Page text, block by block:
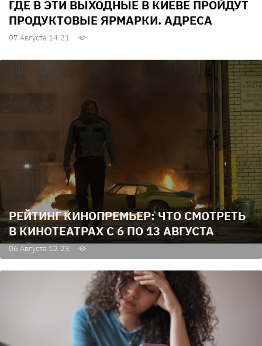
ГДЕ В ЭТИ ВЫХОДНЫЕ В КИЕВЕ ПРОЙДУТ
ПРОДУКТОВЫЕ ЯРМАРКИ. АДРЕСА
07 Августа 14:21
РЕЙТИНГ КИНОПРЕМЬЕР: ЧТО СМОТРЕТЬ
В КИНОТЕАТРАХ С 6 ПО 13 АВГУСТА
06 Августа 12:23